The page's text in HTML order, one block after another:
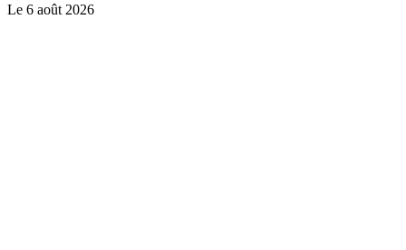
Le 6 août 2026